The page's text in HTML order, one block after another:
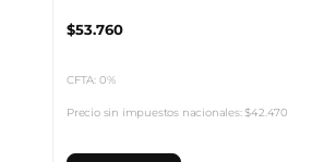
$53.760
CFTA: 0%
Precio sin impuestos nacionales:$42.470